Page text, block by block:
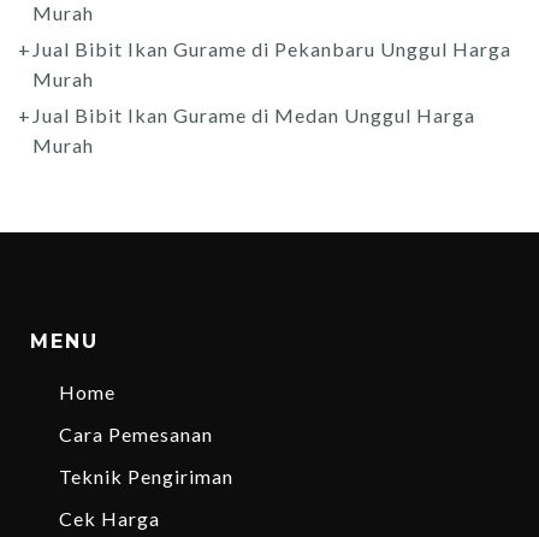
Murah
Jual Bibit Ikan Gurame di Pekanbaru Unggul Harga
Murah
Jual Bibit Ikan Gurame di Medan Unggul Harga
Murah
MENU
Home
Cara Pemesanan
Teknik Pengiriman
Cek Harga